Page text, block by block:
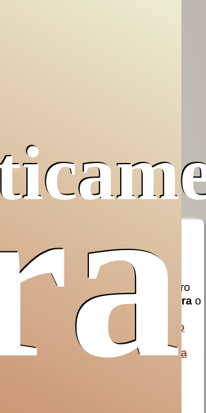
compra birrao
monastero
della
Cascinazza
aiuta AVSI
aiuta chi
è in difficoltà
in tutto il
San